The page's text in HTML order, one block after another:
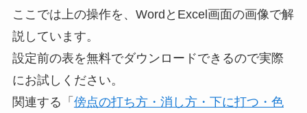
ここでは上の操作を、WordとExcel画面の画像で解
説しています。
設定前の表を無料でダウンロードできるので実際
にお試しください。
関連する「 傍点の打ち方・消し方・下に打つ・色